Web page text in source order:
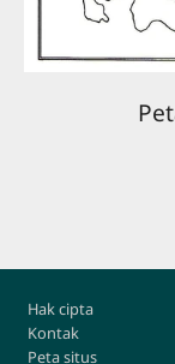
Footer
Hak cipta
Kontak
Peta situs